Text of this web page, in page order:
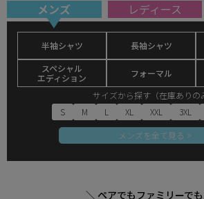
メンズ レディース
半袖シャツ 長袖シャツ
スペシャル
エディション
フォーマル
サイズから探す（在庫ありの
S
M L XL XXL 3XL
メンズを全て見る >
＼ ペアでもファミリーで